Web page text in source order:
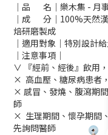
｜品 名｜樂木集 - 月
｜成 分｜100%天然
焙研磨製成
｜適用對象｜特別設計
｜注意事項｜
∨ 『經前、經後』飲用
× 高血壓、糖尿病患者
× 感冒、發燒、腹瀉期
師
× 生理期間、懷孕期間
先詢問醫師